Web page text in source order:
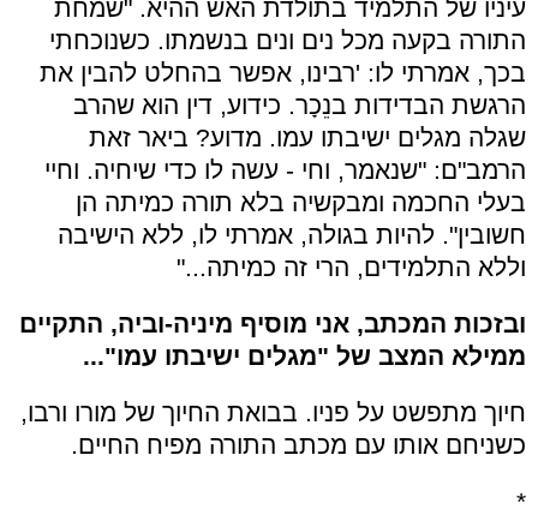
עיניו של התלמיד בתולדת האש ההיא. "שמחת
התורה בקעה מכל נים ונים בנשמתו. כשנוכחתי
בכך, אמרתי לו: 'רבינו, אפשר בהחלט להבין את
הרגשת הבדידות בנֵכָר. כידוע, דין הוא שהרב
שגלה מגלים ישיבתו עמו. מדוע? ביאר זאת
הרמב"ם: "שנאמר, וחי - עשה לו כדי שיחיה. וחיי
בעלי החכמה ומבקשיה בלא תורה כמיתה הן
חשובין". להיות בגולה, אמרתי לו, ללא הישיבה
וללא התלמידים, הרי זה כמיתה..."
ובזכות המכתב, אני מוסיף מיניה-וביה, התקיים
ממילא המצב של "מגלים ישיבתו עמו"...
חיוך מתפשט על פניו. בבואת החיוך של מורו ורבו,
כשניחם אותו עם מכתב התורה מפיח החיים.
*